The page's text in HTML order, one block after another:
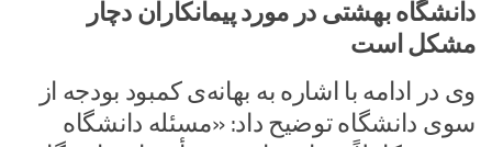
دانشگاه بهشتی در مورد پیمانکاران دچار
مشکل است
وی در ادامه با اشاره به بهانه‌ی کمبود بودجه از
سوی دانشگاه توضیح داد: «مسئله دانشگاه